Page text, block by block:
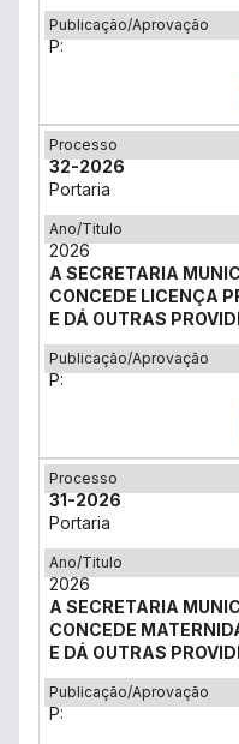
Publicação/Aprovação
P:
Processo
32-2026
Portaria
Ano/Titulo
2026
A SECRETARIA
CONCEDE LICENÇA
E DÁ OUTRAS
Publicação/Aprovação
P:
Processo
31-2026
Portaria
Ano/Titulo
2026
A SECRETARIA
CONCEDE
E DÁ OUTRAS
Publicação/Aprovação
P: